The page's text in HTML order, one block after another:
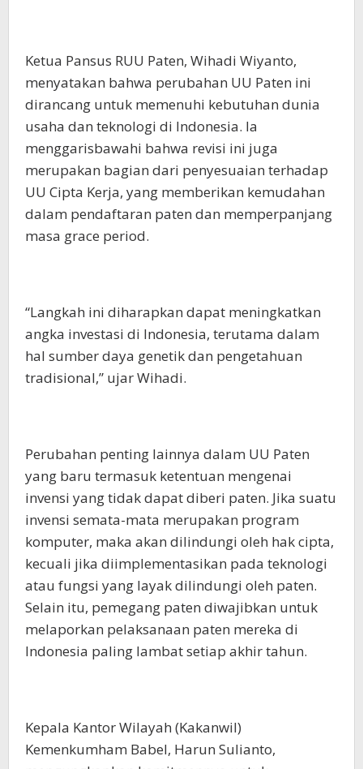
Ketua Pansus RUU Paten, Wihadi Wiyanto,
menyatakan bahwa perubahan UU Paten ini
dirancang untuk memenuhi kebutuhan dunia
usaha dan teknologi di Indonesia. Ia
menggarisbawahi bahwa revisi ini juga
merupakan bagian dari penyesuaian terhadap
UU Cipta Kerja, yang memberikan kemudahan
dalam pendaftaran paten dan memperpanjang
masa grace period.
“Langkah ini diharapkan dapat meningkatkan
angka investasi di Indonesia, terutama dalam
hal sumber daya genetik dan pengetahuan
tradisional,” ujar Wihadi.
Perubahan penting lainnya dalam UU Paten
yang baru termasuk ketentuan mengenai
invensi yang tidak dapat diberi paten. Jika suatu
invensi semata-mata merupakan program
komputer, maka akan dilindungi oleh hak cipta,
kecuali jika diimplementasikan pada teknologi
atau fungsi yang layak dilindungi oleh paten.
Selain itu, pemegang paten diwajibkan untuk
melaporkan pelaksanaan paten mereka di
Indonesia paling lambat setiap akhir tahun.
Kepala Kantor Wilayah (Kakanwil)
Kemenkumham Babel, Harun Sulianto,